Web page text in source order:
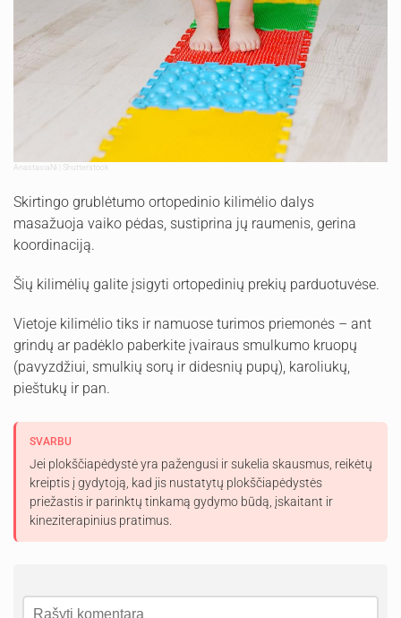
AnastasiaNi | Shutterstock
Skirtingo grublėtumo ortopedinio kilimėlio dalys
masažuoja vaiko pėdas, sustiprina jų raumenis, gerina
koordinaciją.
Šių kilimėlių galite įsigyti ortopedinių prekių parduotuvėse.
Vietoje kilimėlio tiks ir namuose turimos priemonės – ant
grindų ar padėklo paberkite įvairaus smulkumo kruopų
(pavyzdžiui, smulkių sorų ir didesnių pupų), karoliukų,
pieštukų ir pan.
SVARBU
Jei plokščiapėdystė yra pažengusi ir sukelia skausmus, reikėtų
kreiptis į gydytoją, kad jis nustatytų plokščiapėdystės
priežastis ir parinktų tinkamą gydymo būdą, įskaitant ir
kineziterapinius pratimus.